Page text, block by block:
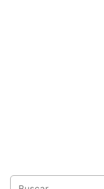
Buscar: